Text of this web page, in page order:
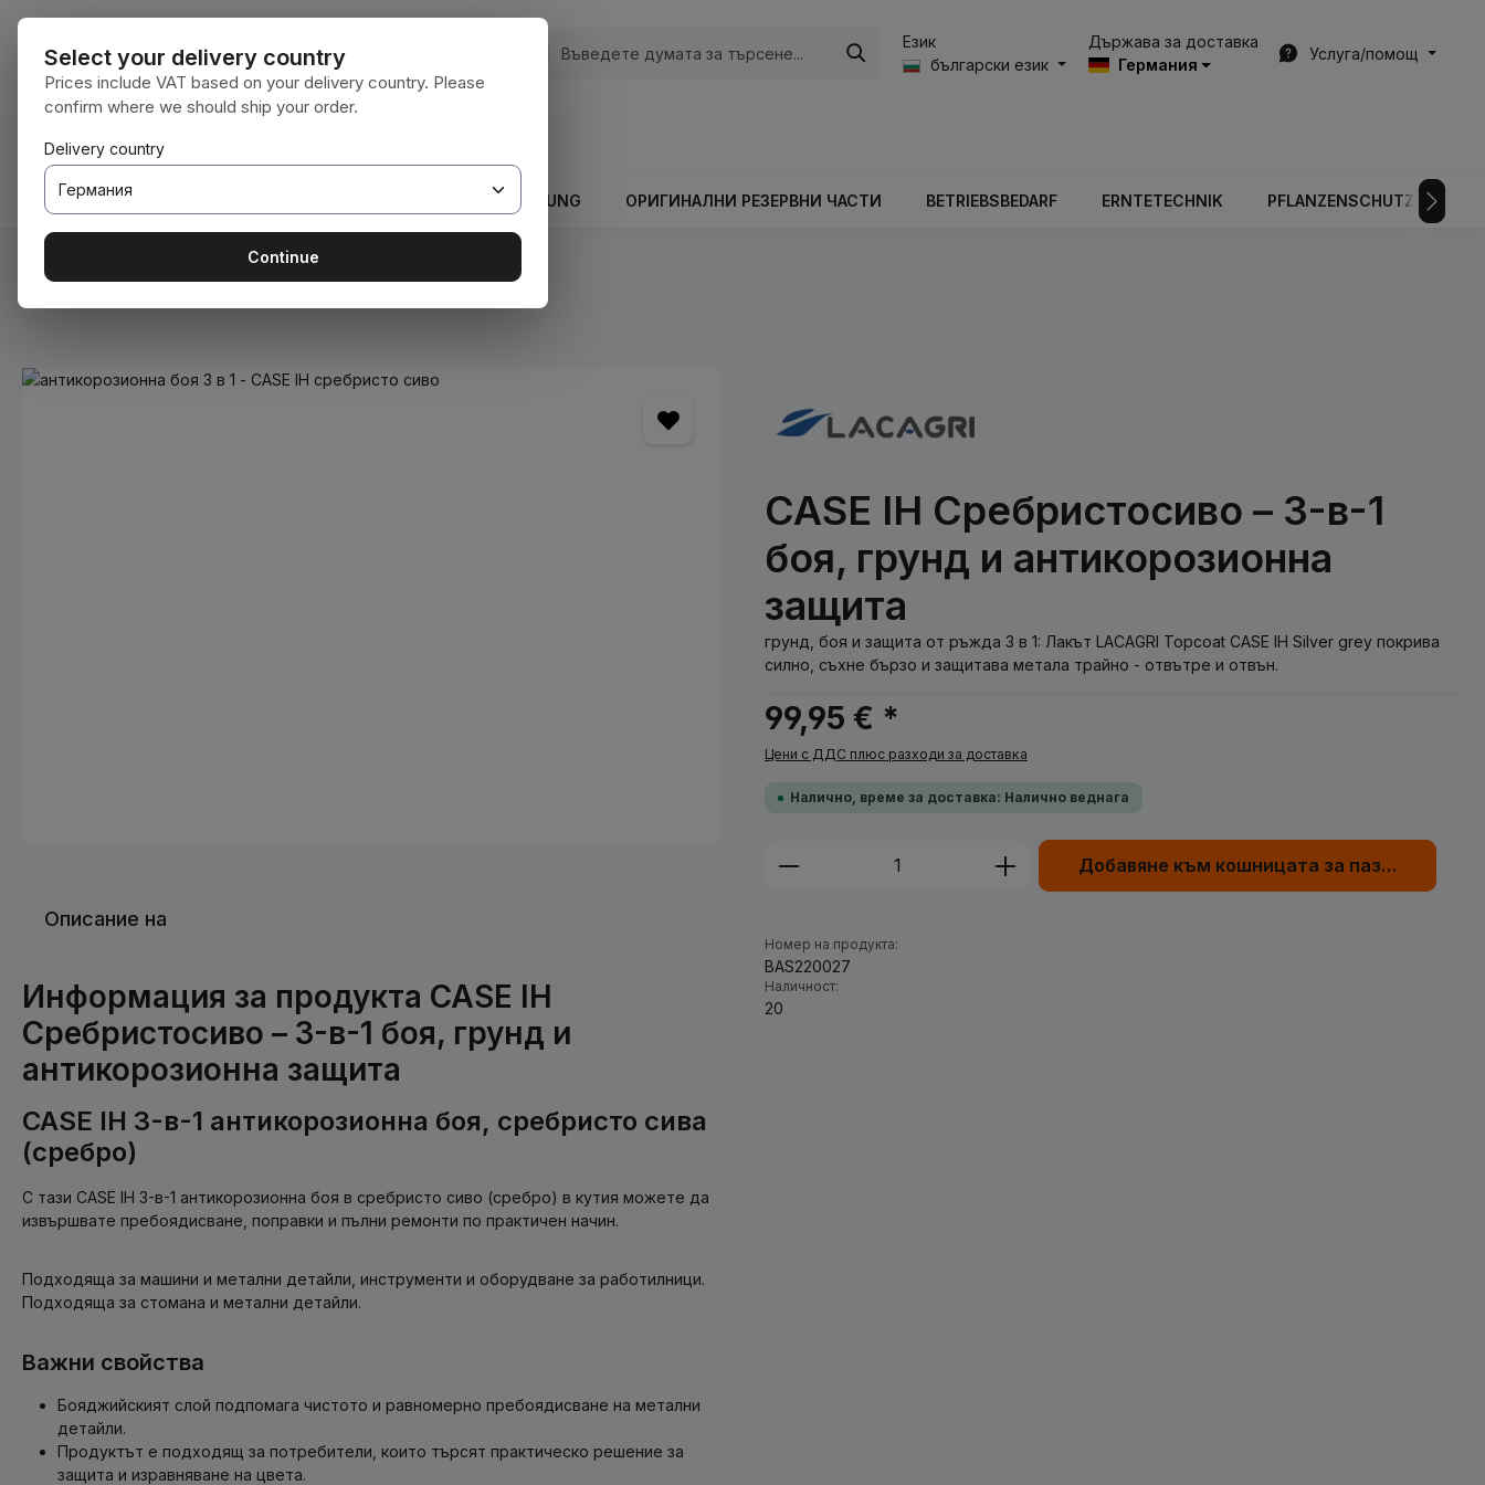
към основното съдържание
Преминете към търсенето
Преминете към основната навигация
Език
български език
Държава за доставка
Германия
Услуга/помощ
НАЧАЛНА СТРАНИЦА BODENBEARBEITUNG ОРИГИНАЛНИ РЕЗЕРВНИ ЧАСТИ BETRIEBSBEDARF ERNTETECHNIK PFLANZENSCHUTZTECHNIK
Вие сте тук: Бои и лакове
Пропуснете галерия с изображения
CASE IH Сребристосиво – 3-в-1
боя, грунд и антикорозионна
защита
грунд, боя и защита от ръжда 3 в 1: Лакът LACAGRI Topcoat CASE IH Silver grey покрива
силно, съхне бързо и защитава метала трайно - отвътре и отвън.
99,95 € *
Цени с ДДС плюс разходи за доставка
Налично, време за доставка: Налично веднага
Количество на продукта: Въведете желаната сума
Добавяне към кошницата за пазаруване
Номер на продукта:
BAS220027
Наличност:
20
Описание на
Информация за продукта CASE IH
Сребристосиво – 3-в-1 боя, грунд и
антикорозионна защита
CASE IH 3-в-1 антикорозионна боя, сребристо сива
(сребро)
С тази CASE IH 3-в-1 антикорозионна боя в сребристо сиво (сребро) в кутия можете да
извършвате пребоядисване, поправки и пълни ремонти по практичен начин.
Подходяща за машини и метални детайли, инструменти и оборудване за работилници.
Подходяща за стомана и метални детайли.
Важни свойства
Бояджийският слой подпомага чистото и равномерно пребоядисване на метални
детайли.
Продуктът е подходящ за потребители, които търсят практическо решение за
защита и изравняване на цвета.
Select your delivery country
Prices include VAT based on your delivery country. Please
confirm where we should ship your order.
Delivery country
Continue